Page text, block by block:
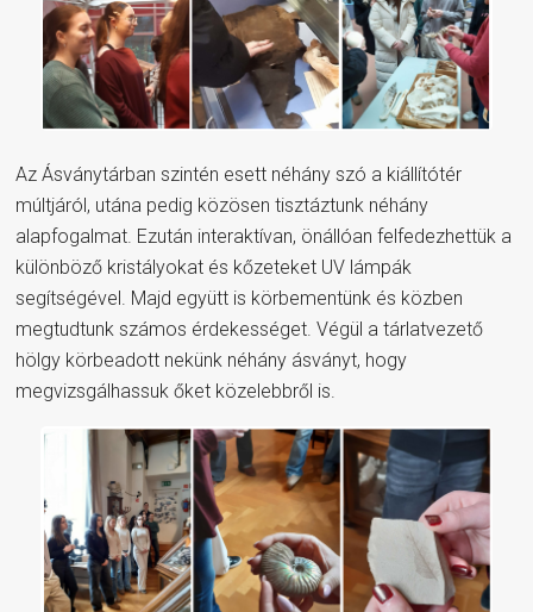
Az Ásványtárban szintén esett néhány szó a kiállítótér
múltjáról, utána pedig közösen tisztáztunk néhány
alapfogalmat. Ezután interaktívan, önállóan felfedezhettük a
különböző kristályokat és kőzeteket UV lámpák
segítségével. Majd együtt is körbementünk és közben
megtudtunk számos érdekességet. Végül a tárlatvezető
hölgy körbeadott nekünk néhány ásványt, hogy
megvizsgálhassuk őket közelebbről is.